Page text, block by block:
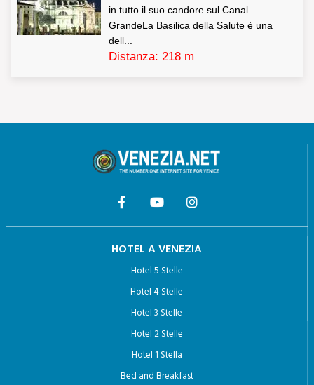
in tutto il suo candore sul Canal
GrandeLa Basilica della Salute è una
dell...
Distanza: 218 m
HOTEL A VENEZIA
Hotel 5 Stelle
Hotel 4 Stelle
Hotel 3 Stelle
Hotel 2 Stelle
Hotel 1 Stella
Bed and Breakfast